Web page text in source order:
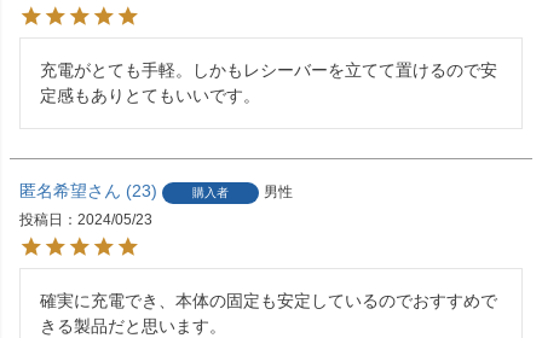
充電がとても手軽。しかもレシーバーを立てて置けるので安
定感もありとてもいいです。
匿名希望 23 購入者
男性
投稿日
2024/05/23
確実に充電でき、本体の固定も安定しているのでおすすめで
きる製品だと思います。